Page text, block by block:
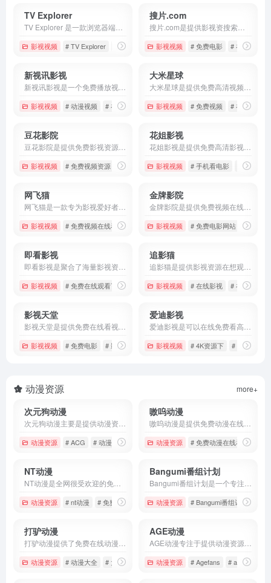
TV Explorer
影视视频 # TV Explorer # 影视资源 # 日韩剧
搜片.com
影视视频 # 免费电影 # 在线电影
新视讯影视
影视视频 # 动漫视频 # 在线播放 # 新视讯影视
大米星球
影视视频 # 免费视频 # 在线电影网
豆花影院
影视视频 # 免费视频资源 # 影视资源 # 视频在线看
花姐影视
影视视频 # 手机看电影 # 手机看
网飞猫
影视视频 # 免费视频在线看 # 网飞猫 # 视频在线看
金牌影院
影视视频 # 免费电影网站 # 免费
即看影视
影视视频 # 免费在线观看下载 # 即看影视 # 好看的电影电视剧
追影猫
影视视频 # 在线影视 # 在线观看
影视天堂
影视视频 # 免费电影 # 影视天堂 # 最新电影
爱迪影视
影视视频 # 4K资源下 # 爱迪影视
动漫资源 more+
次元狗动漫
动漫资源 # ACG # 动漫下载 # 动漫图片
嗷呜动漫
动漫资源 # 免费动漫在线看 # 动漫
NT动漫
动漫资源 # nt动漫 # 免费动漫在线看 # 动漫在线看
Bangumi番组计划
动漫资源 # Bangumi番组计划
打驴动漫
动漫资源 # 动漫大全 # 大千视 # 打驴动漫
AGE动漫
动漫资源 # Agefans # age动漫